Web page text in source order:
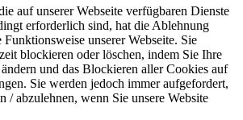
auf unserer Webseite verfügbaren Dienste
erforderlich sind, hat die Ablehnung
unserer Webseite. Sie
blockieren oder löschen, indem Sie Ihre
und das Blockieren aller Cookies auf
Sie werden jedoch immer aufgefordert,
/ abzulehnen, wenn Sie unsere Website